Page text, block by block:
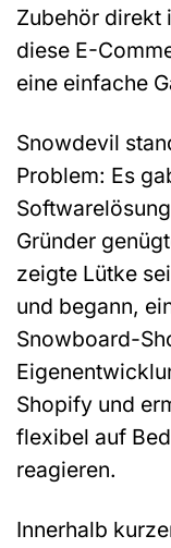
Zubehör direkt
diese E-
eine einfache
Snowdevil
Problem: Es
Gründer
zeigte Lütke
und begann,
Snowboard-
Shopify und
flexibel auf
reagieren.
Innerhalb